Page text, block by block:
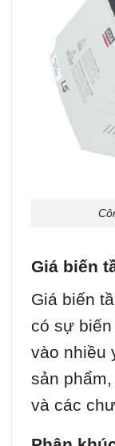
Giá biến
Giá biến
có sự
vào nhiều
sản
và các